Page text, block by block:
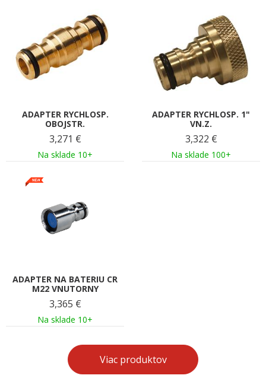
ADAPTER RYCHLOSP.
OBOJSTR.
3,271 €
Na sklade 10+
ADAPTER RYCHLOSP. 1"
VN.Z.
3,322 €
Na sklade 100+
ADAPTER NA BATERIU CR
M22 VNUTORNY
3,365 €
Na sklade 10+
Viac produktov